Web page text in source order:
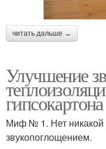
читать дальше →
Улучшение
Миф № 1. Нет никакой
звукопоглощением.